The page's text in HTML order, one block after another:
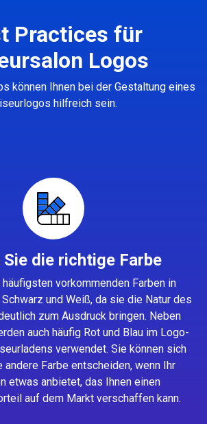
Practices für
Logos
können Ihnen bei der Gestaltung eines
hilfreich sein.
Sie die richtige Farbe
vorkommenden Farben in
und Weiß, da sie die Natur des
zum Ausdruck bringen. Neben
auch häufig Rot und Blau im Logo-
verwendet. Sie können sich
andere Farbe entscheiden, wenn Ihr
etwas anbietet, das Ihnen einen
auf dem Markt verschaffen kann.